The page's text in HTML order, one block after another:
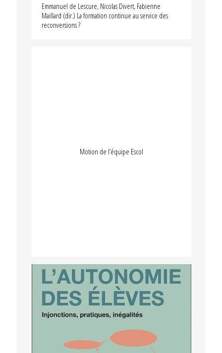
Emmanuel de Lescure, Nicolas Divert, Fabienne
Maillard (dir.) La formation continue au service des
reconversions ?
Motion de l’équipe Escol